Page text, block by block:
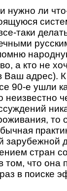
нужно ли
таки
а кто не
Ваш адрес).
90-е ушли
неизвестно
то
зарубежной
стран
что она
в поиске